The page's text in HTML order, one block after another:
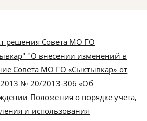
решения Совета МО ГО
"О внесении изменений в
Совета МО ГО «Сыктывкар» от
№ 20/2013-306 «Об
Положения о порядке учета,
и использования